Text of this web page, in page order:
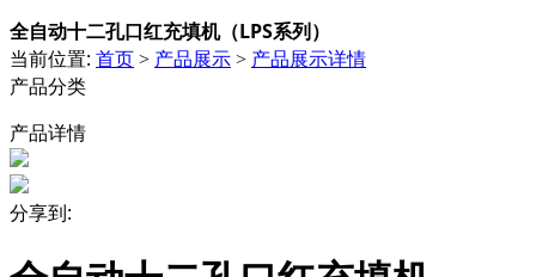
全自动十二孔口红充填机（LPS系列）
当前位置: 首页 > 产品展示 > 产品展示详情
产品分类
产品详情
分享到: